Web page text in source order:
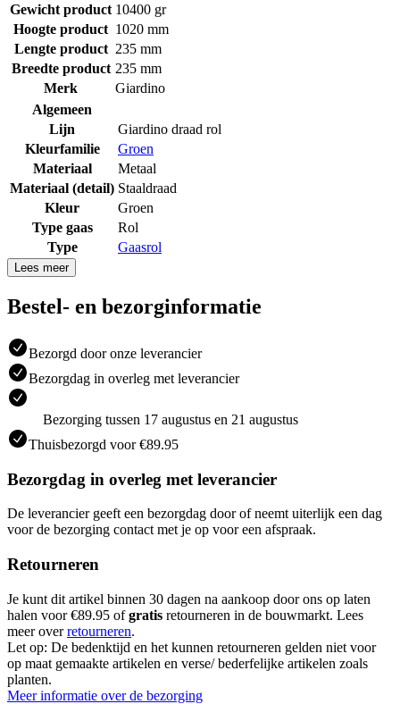
Gewicht product 10400 gr
Hoogte product 1020 mm
Lengte product 235 mm
Breedte product 235 mm
Merk
Giardino
Algemeen
Lijn
Giardino draad rol
Kleurfamilie
Groen
Materiaal
Metaal
Materiaal (detail) Staaldraad
Kleur
Groen
Type gaas
Rol
Type
Gaasrol
Lees meer
Bestel- en bezorginformatie
Bezorgd door onze leverancier
Bezorgdag in overleg met leverancier
Bezorging tussen 17 augustus en 21 augustus
Thuisbezorgd voor €89.95
Bezorgdag in overleg met leverancier
De leverancier geeft een bezorgdag door of neemt uiterlijk een dag
voor de bezorging contact met je op voor een afspraak.
Retourneren
Je kunt dit artikel binnen 30 dagen na aankoop door ons op laten
halen voor €89.95 ofgratis retourneren in de bouwmarkt. Lees
meer overretourneren.
Let op: De bedenktijd en het kunnen retourneren gelden niet voor
op maat gemaakte artikelen en verse/ bederfelijke artikelen zoals
planten.
Meer informatie over de bezorging